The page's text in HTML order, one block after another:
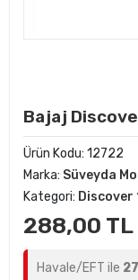
Bajaj
Ürün Kodu: 12722
Marka: Süveyda
Kategori: Discover
288,00 TL
Havale/EFT ile